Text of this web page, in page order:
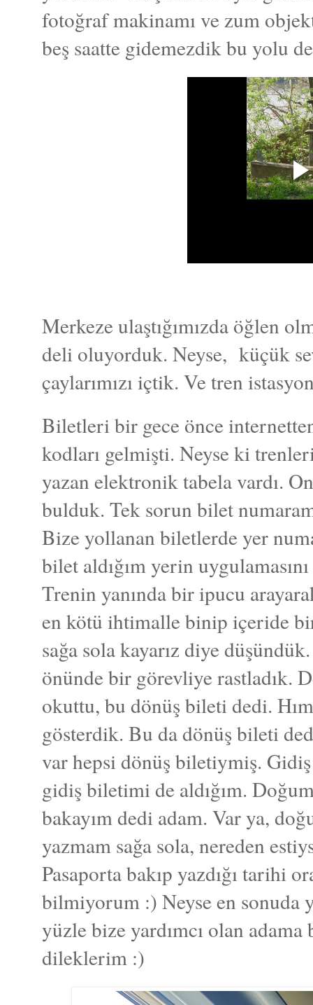
fotoğraf makinamı ve zum
beş saatte gidemezdik bu yolu
Merkeze ulaştığımızda öğlen
deli oluyorduk. Neyse, küçük
çaylarımızı içtik. Ve tren
Biletleri bir gece önce
kodları gelmişti. Neyse ki
yazan elektronik tabela vardı.
bulduk. Tek sorun bilet
Bize yollanan biletlerde yer
bilet aldığım yerin
Trenin yanında bir ipucu
en kötü ihtimalle binip içeride
sağa sola kayarız diye
önünde bir görevliye rastladık.
okuttu, bu dönüş bileti dedi.
gösterdik. Bu da dönüş bileti
var hepsi dönüş biletiymiş.
gidiş biletimi de aldığım.
bakayım dedi adam. Var ya,
yazmam sağa sola, nereden
Pasaporta bakıp yazdığı tarihi
bilmiyorum :) Neyse en
yüzle bize yardımcı olan
dileklerim :)